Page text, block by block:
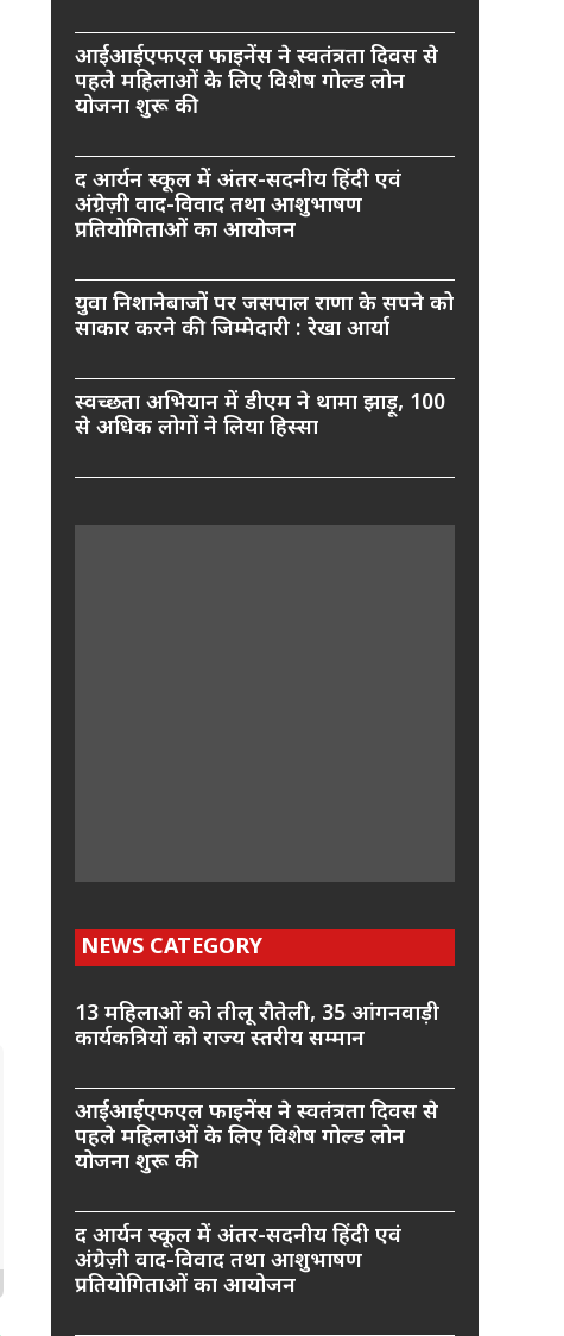
आईआईएफएल फाइनेंस ने स्वतंत्रता दिवस से
पहले महिलाओं के लिए विशेष गोल्ड लोन
योजना शुरू की
द आर्यन स्कूल में अंतर-सदनीय हिंदी एवं
अंग्रेज़ी वाद-विवाद तथा आशुभाषण
प्रतियोगिताओं का आयोजन
युवा निशानेबाजों पर जसपाल राणा के सपने को
साकार करने की जिम्मेदारी : रेखा आर्या
स्वच्छता अभियान में डीएम ने थामा झाड़ू, 100
से अधिक लोगों ने लिया हिस्सा
NEWS CATEGORY
13 महिलाओं को तीलू रौतेली, 35 आंगनवाड़ी
कार्यकत्रियों को राज्य स्तरीय सम्मान
आईआईएफएल फाइनेंस ने स्वतंत्रता दिवस से
पहले महिलाओं के लिए विशेष गोल्ड लोन
योजना शुरू की
द आर्यन स्कूल में अंतर-सदनीय हिंदी एवं
अंग्रेज़ी वाद-विवाद तथा आशुभाषण
प्रतियोगिताओं का आयोजन